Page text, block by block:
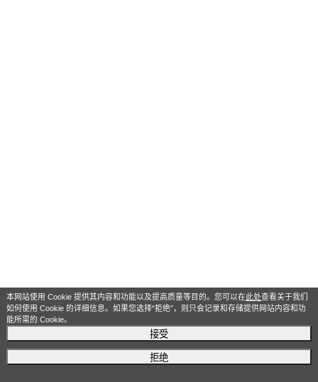
本网站使用 Cookie 提供其内容和功能以及提高质量等目的。您可以在此处查看关于我们
如何使用 Cookie 的详细信息。如果您选择“拒绝”，则只会记录和存储提供网站内容和功
能所需的 Cookie。
接受
拒绝